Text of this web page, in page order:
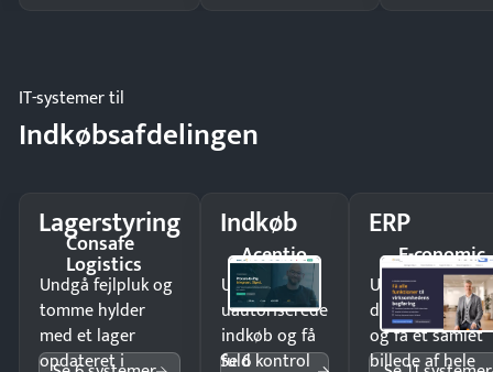
IT-systemer til
Indkøbsafdelingen
Lagerstyring
Consafe
Logistics
Undgå fejlpluk og
tomme hylder
med et lager
opdateret i
Indkøb
Acentio
Undgå
uautoriserede
indkøb og få
fuld kontrol
Se 6
ERP
E-conomic
Undgå
og få ét samlet
billede af hele